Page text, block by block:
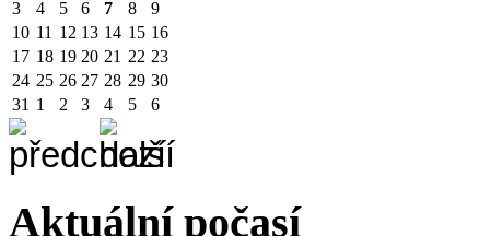
3
4 5 6 7 8
9
10 11 12 13 14 15 16
17 18 19 20 21 22 23
24 25 26 27 28 29 30
31 1 2 3 4 5 6
Aktuální počasí